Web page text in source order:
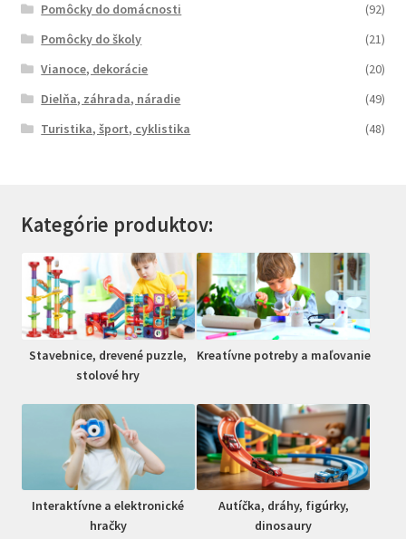
Pomôcky do domácnosti
(92)
Pomôcky do školy
(21)
Vianoce, dekorácie
(20)
Dielňa, záhrada, náradie
(49)
Turistika, šport, cyklistika
(48)
Kategórie produktov:
Stavebnice, drevené puzzle,
stolové hry
Kreatívne potreby a maľovanie
Interaktívne a elektronické
hračky
Autíčka, dráhy, figúrky,
dinosaury